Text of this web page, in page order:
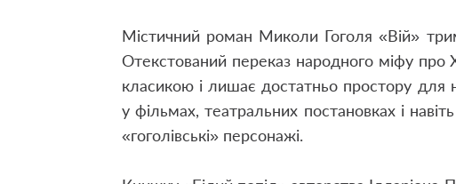
Містичний роман Миколи Гоголя «Вій»
Отекстований переказ народного міфу про
класикою і лишає достатньо простору для
у фільмах, театральних постановках і
«гоголівські» персонажі.